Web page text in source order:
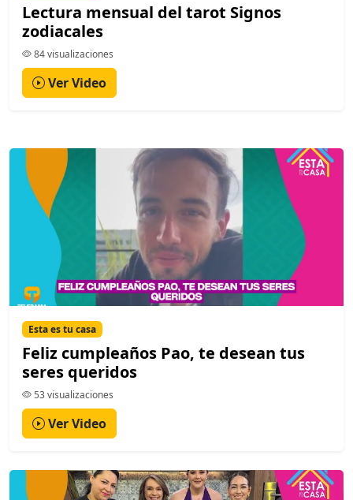
Lectura mensual del tarot Signos
zodiacales
84 visualizaciones
Ver Video
Esta es tu casa
Feliz cumpleaños Pao, te desean tus
seres queridos
53 visualizaciones
Ver Video